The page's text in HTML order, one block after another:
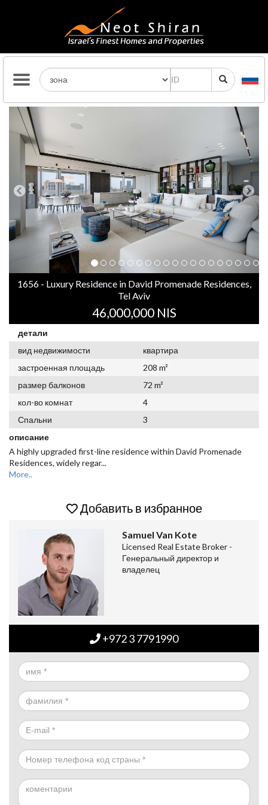
Previous Next
1656 - Luxury Residence in David Promenade Residences,
Tel Aviv
46,000,000 NIS
детали
вид недвижимости
квартира
застроенная площадь
208 m²
размер балконов
72 m²
кол-во комнат
4
Спальни
3
описание
A highly upgraded first-line residence within David Promenade
Residences, widely regar...
More..
Добавить в избранное
Samuel Van Kote
Licensed Real Estate Broker -
Генеральный директор и
владелец
+972 3 7791990